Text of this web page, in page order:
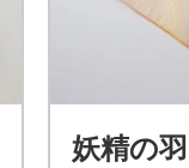
妖精の